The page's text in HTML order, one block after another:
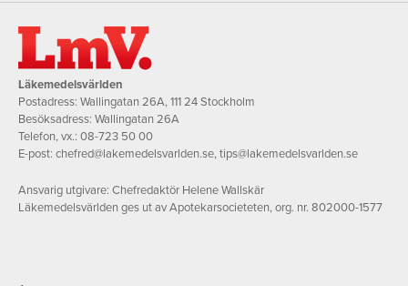
Läkemedelsvärlden
Postadress: Wallingatan 26A, 111 24 Stockholm
Besöksadress: Wallingatan 26A
Telefon, vx.: 08-723 50 00
E-post: chefred@lakemedelsvarlden.se,tips@lakemedelsvarlden.se
Ansvarig utgivare: Chefredaktör Helene Wallskär
Läkemedelsvärlden ges ut av Apotekarsocieteten, org. nr. 802000-1577